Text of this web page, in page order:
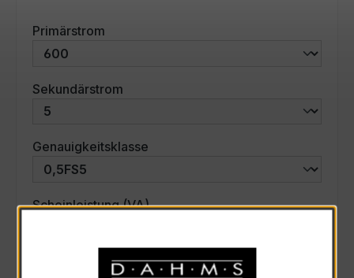
Primärstrom
Sekundärstrom
Genauigkeitsklasse
Scheinleistung (VA)auswählen
Auswahl zurücksetzen